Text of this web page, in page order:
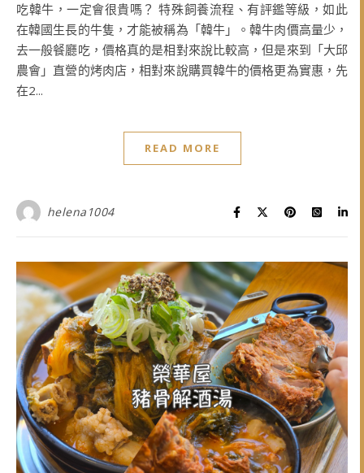
吃韓牛，一定會很貴嗎？ 特殊飼養流程、有評鑑等級，如此
在韓國生長的牛隻，才能被稱為「韓牛」。韓牛肉價高量少，
去一般餐廳吃，價格真的是相對來說比較高，但是來到「大邱
農會」直營的烤肉店，相對來說購買韓牛的價格更為實惠，先
在2...
READ MORE
helena1004